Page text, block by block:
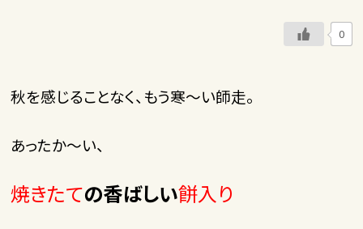
0
秋を感じることなく、もう寒～い師走。
あったか～い、
焼きたての香ばしい餅入り